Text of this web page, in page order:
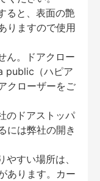
ると、表面の艶
りますので使用
ん。ドアクロー
public（ハピア
クローザーをご
のドアストッパ
には弊社の開き
すい場所は、
あります。カー